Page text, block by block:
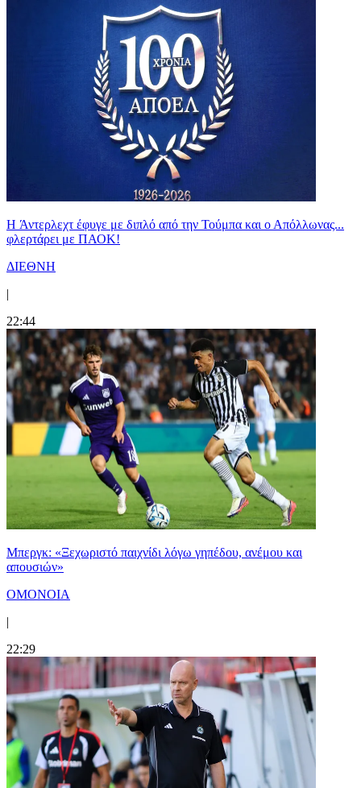
H Άντερλεχτ έφυγε με διπλό από την Τούμπα και ο Απόλλωνας...
φλερτάρει με ΠΑΟΚ!
ΔΙΕΘΝΗ
|
22:44
Μπεργκ: «Ξεχωριστό παιχνίδι λόγω γηπέδου, ανέμου και
απουσιών»
ΟΜΟΝΟΙΑ
|
22:29